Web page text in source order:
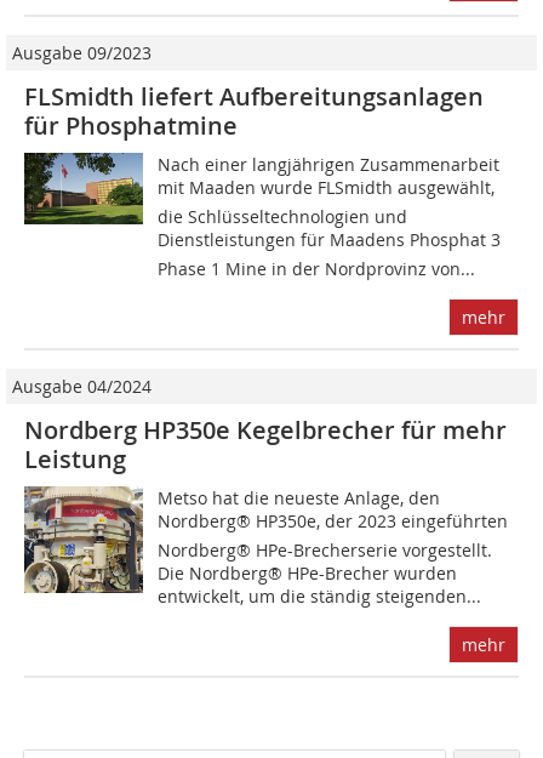
Ausgabe 09/2023
FLSmidth liefert Aufbereitungsanlagen
für Phosphatmine
Nach einer langjährigen Zusammenarbeit
mit Maaden wurde FLSmidth ausgewählt,
die Schlüsseltechnologien und
Dienstleistungen für Maadens Phosphat 3
Phase 1 Mine in der Nordprovinz von...
mehr
Ausgabe 04/2024
Nordberg HP350e Kegelbrecher für mehr
Leistung
Metso hat die neueste Anlage, den
Nordberg® HP350e, der 2023 eingeführten
Nordberg® HPe-Brecherserie vorgestellt.
Die Nordberg® HPe-Brecher wurden
entwickelt, um die ständig steigenden...
mehr